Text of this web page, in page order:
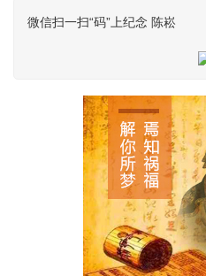
微信扫一扫“码”上纪念 陈崧